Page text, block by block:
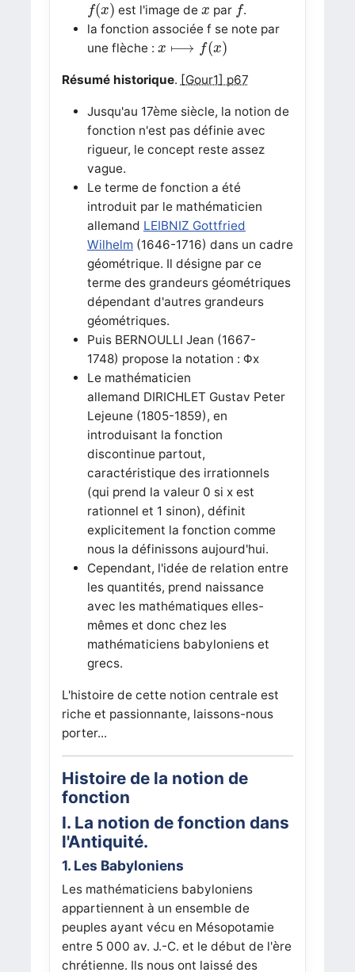
f(x) est l'image dex
x par f.
la fonction associée f se note par
une flèche : x ⟼ f(x)
x ⟼ f( x)
Résumé historique. [Gour1] p67
Jusqu'au 17ème siècle, la notion de
fonction n'est pas définie avec
rigueur, le concept reste assez
vague.
Le terme de fonction a été
introduit par le mathématicien
allemand LEIBNIZ Gottfried
Wilhelm(1646-1716) dans un cadre
géométrique. Il désigne par ce
terme des grandeurs géométriques
dépendant d'autres grandeurs
géométriques.
Puis BERNOULLI Jean (1667-
1748) propose la notation : Φx
Le mathématicien
allemand DIRICHLET Gustav Peter
Lejeune (1805-1859), en
introduisant la fonction
discontinue partout,
caractéristique des irrationnels
(qui prend la valeur 0 si x est
rationnel et 1 sinon), définit
explicitement la fonction comme
nous la définissons aujourd'hui.
Cependant, l'idée de relation entre
les quantités, prend naissance
avec les mathématiques elles-
mêmes et donc chez les
mathématiciens babyloniens et
grecs.
L'histoire de cette notion centrale est
riche et passionnante, laissons-nous
porter...
Histoire de la notion de
fonction
I. La notion de fonction dans
l'Antiquité.
1. Les Babyloniens
Les mathématiciens babyloniens
appartiennent à un ensemble de
peuples ayant vécu en Mésopotamie
entre 5 000 av. J.-C. et le début de l'ère
chrétienne. Ils nous ont laissé des